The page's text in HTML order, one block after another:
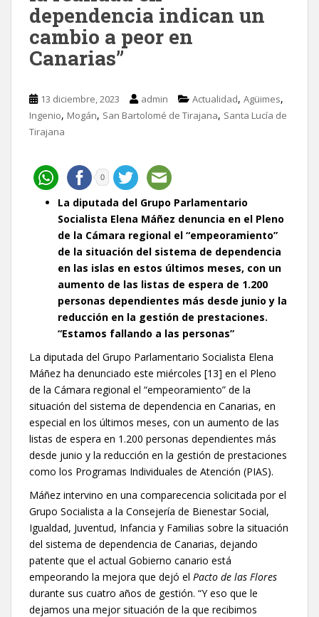
dependencia indican un
cambio a peor en
Canarias”
13 diciembre, 2023 admin Actualidad, Agüimes,
Ingenio, Mogán, San Bartolomé de Tirajana, Santa Lucía de
Tirajana
0
La diputada del Grupo Parlamentario
Socialista Elena Máñez denuncia en el Pleno
de la Cámara regional el “empeoramiento”
de la situación del sistema de dependencia
en las islas en estos últimos meses, con un
aumento de las listas de espera de 1.200
personas dependientes más desde junio y la
reducción en la gestión de prestaciones.
“Estamos fallando a las personas”
La diputada del Grupo Parlamentario Socialista Elena
Máñez ha denunciado este miércoles [13] en el Pleno
de la Cámara regional el “empeoramiento” de la
situación del sistema de dependencia en Canarias, en
especial en los últimos meses, con un aumento de las
listas de espera en 1.200 personas dependientes más
desde junio y la reducción en la gestión de prestaciones
como los Programas Individuales de Atención (PIAS).
Máñez intervino en una comparecencia solicitada por el
Grupo Socialista a la Consejería de Bienestar Social,
Igualdad, Juventud, Infancia y Familias sobre la situación
del sistema de dependencia de Canarias, dejando
patente que el actual Gobierno canario está
empeorando la mejora que dejó el Pacto de las Flores
durante sus cuatro años de gestión. “Y eso que le
dejamos una mejor situación de la que recibimos